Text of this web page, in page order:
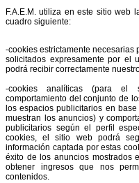
F.A.E.M. utiliza en este sitio web
cuadro siguiente:
-cookies estrictamente necesarias
solicitados expresamente por el
podrá recibir correctamente
-cookies analíticas (para el
comportamiento del conjunto de
los espacios publicitarios en
muestran los anuncios) y
publicitarios según el perfil
cookies, el sitio web podrá
información captada por estas
éxito de los anuncios mostrados
obtener ingresos que nos
contenidos.